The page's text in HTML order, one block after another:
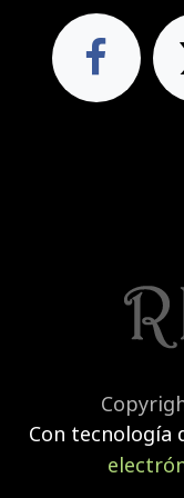
Con tecnología